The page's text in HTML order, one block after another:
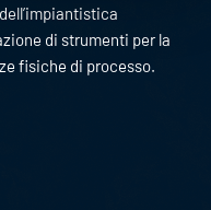
di strumenti per la
fisiche di processo.